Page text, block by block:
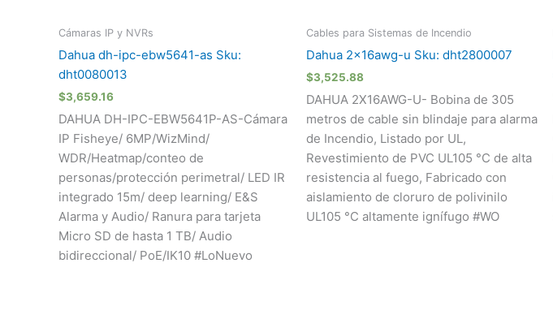
Cámaras IP y NVRs
Dahua dh-ipc-ebw5641-as Sku:
dht0080013
$3,659.16
DAHUA DH-IPC-EBW5641P-AS-Cámara
IP Fisheye/ 6MP/WizMind/
WDR/Heatmap/conteo de
personas/protección perimetral/ LED IR
integrado 15m/ deep learning/ E&S
Alarma y Audio/ Ranura para tarjeta
Micro SD de hasta 1 TB/ Audio
bidireccional/ PoE/IK10 #LoNuevo
Cables para Sistemas de Incendio
Dahua 2x16awg-u Sku: dht2800007
$3,525.88
DAHUA 2X16AWG-U- Bobina de 305
metros de cable sin blindaje para alarma
de Incendio, Listado por UL,
Revestimiento de PVC UL105 °C de alta
resistencia al fuego, Fabricado con
aislamiento de cloruro de polivinilo
UL105 °C altamente ignífugo #WO